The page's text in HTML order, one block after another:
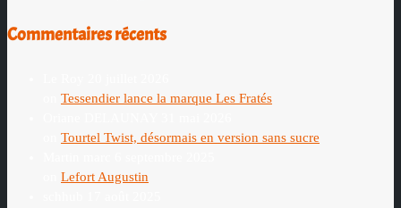
Commentaires récents
Tessendier lance la marque Les Fratés
Tourtel Twist, désormais en version sans sucre
Lefort Augustin